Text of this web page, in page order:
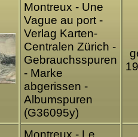
Montreux - Une
Vague au port -
Verlag Karten-
Centralen Zürich -
Gebrauchsspuren
- Marke
abgerissen -
Albumspuren
(G36095y)